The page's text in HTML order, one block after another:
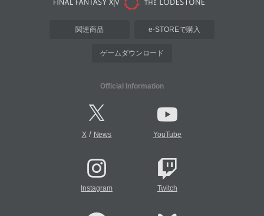
関連商品 e-STOREで購入
ゲームダウンロード
Official Information
X/ News YouTube
Instagram Twitch